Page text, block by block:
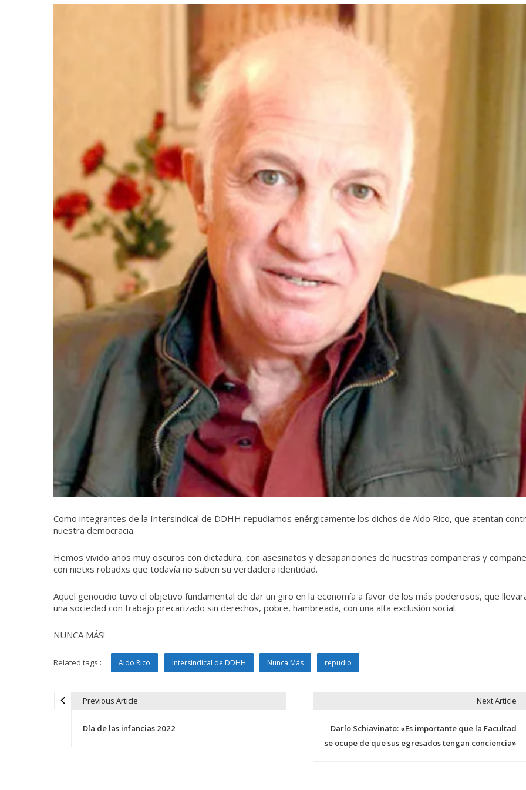
Como integrantes de la Intersindical de DDHH repudiamos enérgicamente los dichos de Aldo Rico, que atentan
nuestra democracia.
Hemos vivido años muy oscuros con dictadura, con asesinatos y desapariciones de nuestras compañeras y
con nietxs robadxs que todavía no saben su verdadera identidad.
Aquel genocidio tuvo el objetivo fundamental de dar un giro en la economía a favor de los más poderosos, que
una sociedad con trabajo precarizado sin derechos, pobre, hambreada, con una alta exclusión social.
NUNCA MÁS!
Related tags : Aldo Rico Intersindical de DDHH Nunca Más repudio
Previous Article
Día de las infancias 2022
Next Article
Darío Schiavinato: «Es importante que la Facultad
se ocupe de que sus egresados tengan conciencia»